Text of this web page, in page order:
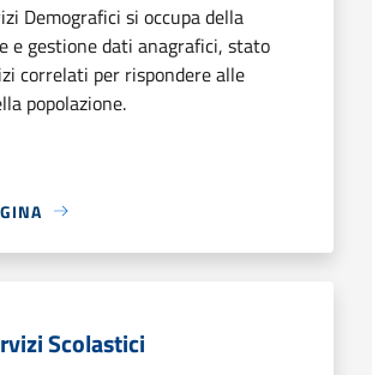
Demografici si occupa della
e gestione dati anagrafici, stato
correlati per rispondere alle
popolazione.
Scolastici